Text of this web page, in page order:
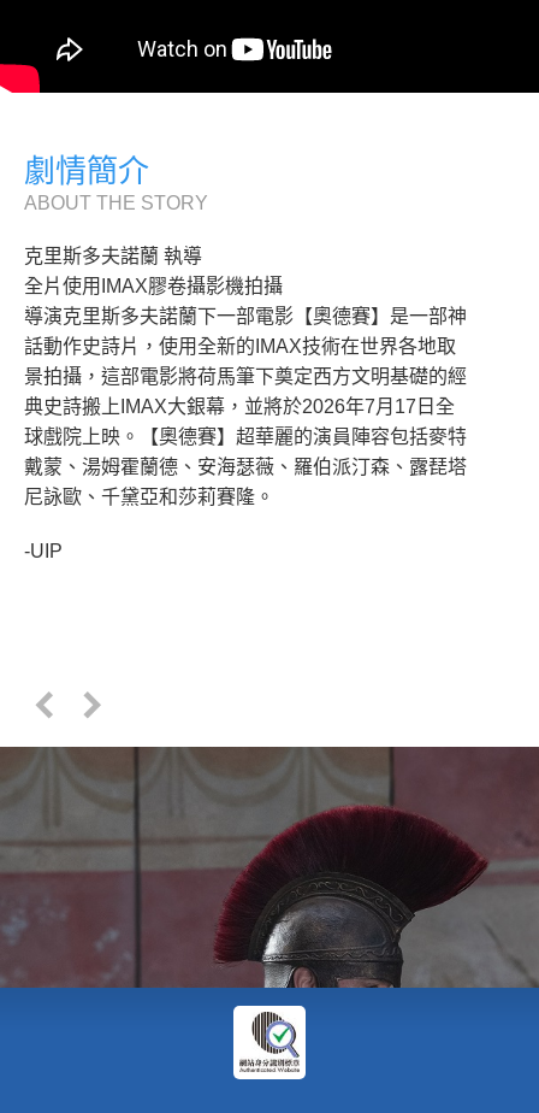
劇情簡介
ABOUT THE STORY
克里斯多夫諾蘭 執導
全片使用IMAX膠卷攝影機拍攝
導演克里斯多夫諾蘭下一部電影【奧德賽】是一部神
話動作史詩片，使用全新的IMAX技術在世界各地取
景拍攝，這部電影將荷馬筆下奠定西方文明基礎的經
典史詩搬上IMAX大銀幕，並將於2026年7月17日全
球戲院上映。【奧德賽】超華麗的演員陣容包括麥特
戴蒙、湯姆霍蘭德、安海瑟薇、羅伯派汀森、露琵塔
尼詠歐、千黛亞和莎莉賽隆。
-UIP